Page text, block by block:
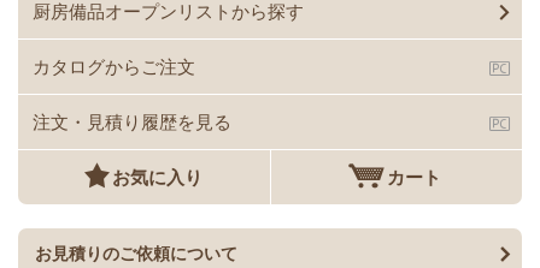
厨房備品オープンリストから探す
カタログからご注文
注文・見積り履歴を見る
お気に入り カート
お見積りのご依頼について